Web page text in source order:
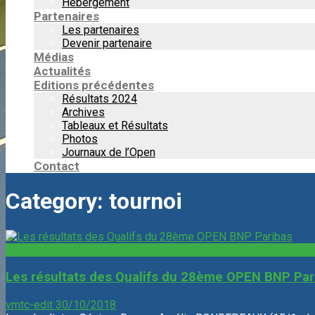
Partenaires
Les partenaires
Devenir partenaire
Médias
Actualités
Editions précédentes
Résultats 2024
Archives
Tableaux et Résultats
Photos
Journaux de l’Open
Contact
Category: tournoi
Les résultats des Qualifs du 28ème OPEN BNP
vmtc-edit 30/10/2018